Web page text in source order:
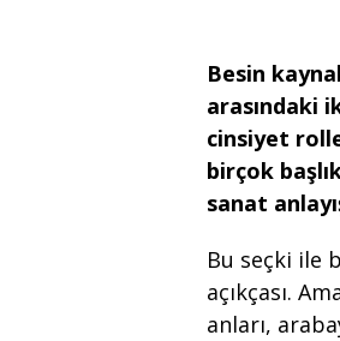
Besin
arasındaki
cinsiyet
birçok
sanat
Bu seçki ile
açıkçası.
anları,